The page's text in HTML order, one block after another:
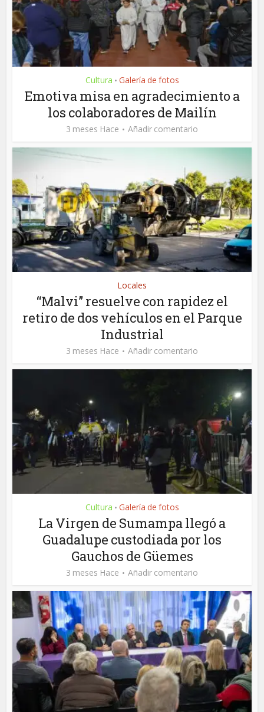
Cultura • Galería de fotos
Emotiva misa en agradecimiento a
los colaboradores de Mailín
3 meses Hace Añadir comentario
Locales
“Malvi” resuelve con rapidez el
retiro de dos vehículos en el Parque
Industrial
3 meses Hace Añadir comentario
Cultura • Galería de fotos
La Virgen de Sumampa llegó a
Guadalupe custodiada por los
Gauchos de Güemes
3 meses Hace Añadir comentario